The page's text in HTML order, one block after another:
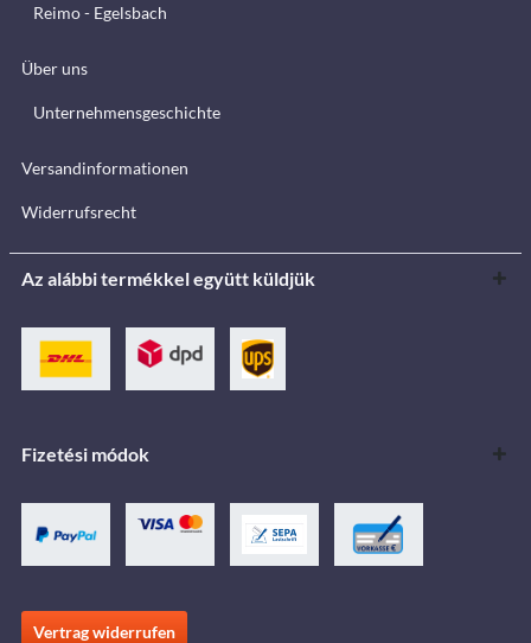
Reimo - Egelsbach
Über uns
Unternehmensgeschichte
Versandinformationen
Widerrufsrecht
Az alábbi termékkel együtt küldjük
Fizetési módok
Vertrag widerrufen